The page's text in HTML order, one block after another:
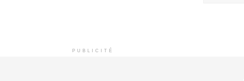
PUBLICITÉ